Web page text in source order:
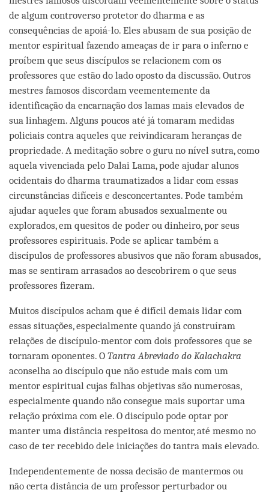
de algum controverso protetor do dharma e as
consequências de apoiá-lo. Eles abusam de sua posição de
mentor espiritual fazendo ameaças de ir para o inferno e
proíbem que seus discípulos se relacionem com os
professores que estão do lado oposto da discussão. Outros
mestres famosos discordam veementemente da
identificação da encarnação dos lamas mais elevados de
sua linhagem. Alguns poucos até já tomaram medidas
policiais contra aqueles que reivindicaram heranças de
propriedade. A meditação sobre o guru no nível sutra, como
aquela vivenciada pelo Dalai Lama, pode ajudar alunos
ocidentais do dharma traumatizados a lidar com essas
circunstâncias difíceis e desconcertantes. Pode também
ajudar aqueles que foram abusados sexualmente ou
explorados, em quesitos de poder ou dinheiro, por seus
professores espirituais. Pode se aplicar também a
discípulos de professores abusivos que não foram abusados,
mas se sentiram arrasados ao descobrirem o que seus
professores fizeram.
Muitos discípulos acham que é difícil demais lidar com
essas situações, especialmente quando já construíram
relações de discípulo-mentor com dois professores que se
tornaram oponentes. O Tantra Abreviado do Kalachakra
aconselha ao discípulo que não estude mais com um
mentor espiritual cujas falhas objetivas são numerosas,
especialmente quando não consegue mais suportar uma
relação próxima com ele. O discípulo pode optar por
manter uma distância respeitosa do mentor, até mesmo no
caso de ter recebido dele iniciações do tantra mais elevado.
Independentemente de nossa decisão de mantermos ou
não certa distância de um professor perturbador ou